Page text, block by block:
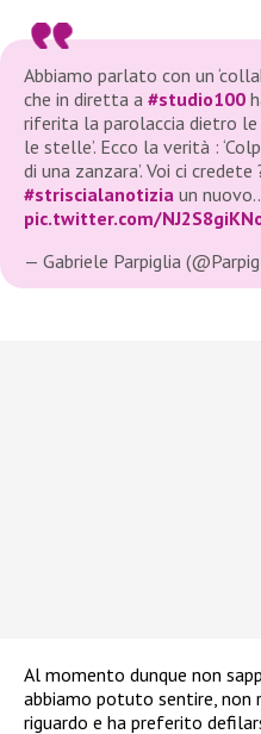
Abbiamo parlato con un
che in diretta a #studio100
riferita la parolaccia dietro le
le stelle’. Ecco la verità :
di una zanzara’. Voi ci
#striscialanotizia un
pic.twitter.com/
— Gabriele Parpiglia
Al momento dunque non
abbiamo potuto sentire, non
riguardo e ha preferito